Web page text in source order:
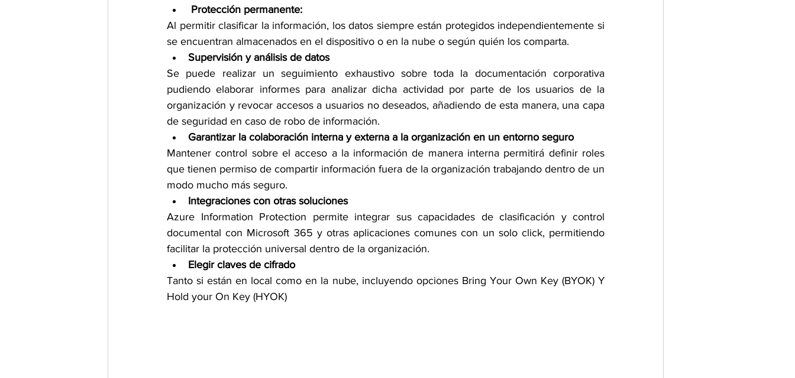
Protección permanente:
Al permitir clasificar la información, los datos siempre están protegidos independientemente si
se encuentran almacenados en el dispositivo o en la nube o según quién los comparta.
Supervisión y análisis de datos
Se puede realizar un seguimiento exhaustivo sobre toda la documentación corporativa
pudiendo elaborar informes para analizar dicha actividad por parte de los usuarios de la
organización y revocar accesos a usuarios no deseados, añadiendo de esta manera, una capa
de seguridad en caso de robo de información.
Garantizar la colaboración interna y externa a la organización en un entorno seguro
Mantener control sobre el acceso a la información de manera interna permitirá definir roles
que tienen permiso de compartir información fuera de la organización trabajando dentro de un
modo mucho más seguro.
Integraciones con otras soluciones
Azure Information Protection permite integrar sus capacidades de clasificación y control
documental con Microsoft 365 y otras aplicaciones comunes con un solo click, permitiendo
facilitar la protección universal dentro de la organización.
Elegir claves de cifrado
Tanto si están en local como en la nube, incluyendo opciones Bring Your Own Key (BYOK) Y
Hold your On Key (HYOK)